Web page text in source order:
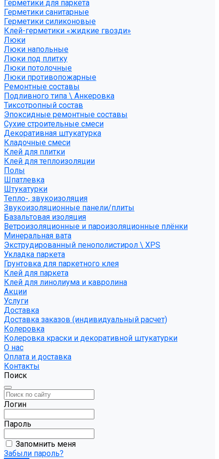
Герметики для паркета
Герметики санитарные
Герметики силиконовые
Клей-герметики «жидкие гвозди»
Люки
Люки напольные
Люки под плитку
Люки потолочные
Люки противопожарные
Ремонтные составы
Подливного типа \ Анкеровка
Тиксотропный состав
Эпоксидные ремонтные составы
Сухие строительные смеси
Декоративная штукатурка
Кладочные смеси
Клей для плитки
Клей для теплоизоляции
Полы
Шпатлевка
Штукатурки
Тепло-, звукоизоляция
Звукоизоляционные панели/плиты
Базальтовая изоляция
Ветроизоляционные и пароизоляционные плёнки
Минеральная вата
Экструдированный пенополистирол \ XPS
Укладка паркета
Грунтовка для паркетного клея
Клей для паркета
Клей для линолиума и кавролина
Акции
Услуги
Доставка
Доставка заказов (индивидуальный расчет)
Колеровка
Колеровка краски и декоративной штукатурки
О нас
Оплата и доставка
Контакты
Поиск
Логин
Пароль
Запомнить меня
Забыли пароль?